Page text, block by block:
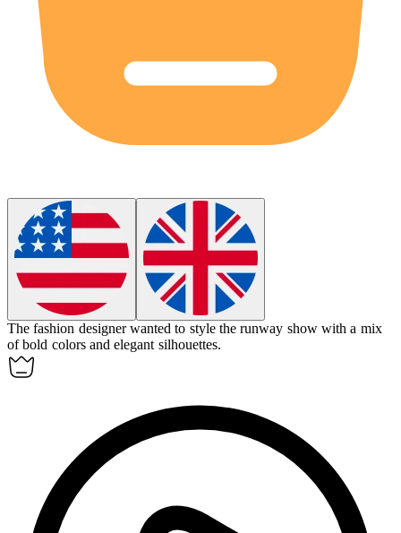
The fashion designer wanted to style the runway show with a mix
of bold colors and elegant silhouettes.